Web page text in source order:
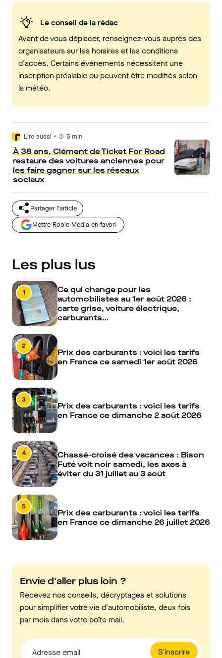
Le conseil de la rédac
Avant de vous déplacer, renseignez-vous auprès des
organisateurs sur les horaires et les conditions
d'accès. Certains événements nécessitent une
inscription préalable ou peuvent être modifiés selon
la météo.
Lire aussi • 5 min
À 38 ans, Clément de Ticket For Road
restaure des voitures anciennes pour
les faire gagner sur les réseaux
sociaux
Partager l'article
Mettre Roole Média en favori
Les plus lus
1
Ce qui change pour les
automobilistes au 1er août 2026 :
carte grise, voiture électrique,
carburants…
2
Prix des carburants : voici les tarifs
en France ce samedi 1er août 2026
3
Prix des carburants : voici les tarifs
en France ce dimanche 2 août 2026
4
Chassé-croisé des vacances : Bison
Futé voit noir samedi, les axes à
éviter du 31 juillet au 3 août
5
Prix des carburants : voici les tarifs
en France ce dimanche 26 juillet 2026
Envie d'aller plus loin ?
Recevez nos conseils, décryptages et solutions
pour simplifier votre vie d'automobiliste, deux fois
par mois dans votre boîte mail.
S'inscrire
Adresse email